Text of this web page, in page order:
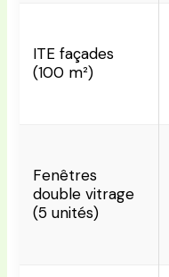
ITE façades
(100 m²)
Fenêtres
double vitrage
(5 unités)